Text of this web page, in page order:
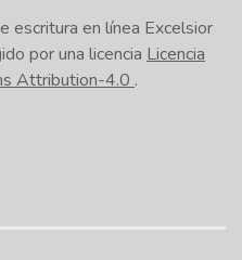
escritura en línea Excelsior
por una licencia Licencia
Attribution-4.0 .